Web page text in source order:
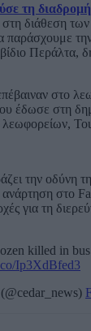
τη
διάθεση
παράσχουμε
Περάλτα,
στο
έδωσε στη
λεωφορείων,
την οδύνη
ανάρτηση στο
για τη
killed in
Ip3XdBfed3